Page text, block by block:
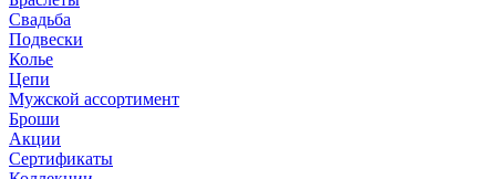
Свадьба
Подвески
Колье
Цепи
Мужской ассортимент
Броши
Акции
Сертификаты